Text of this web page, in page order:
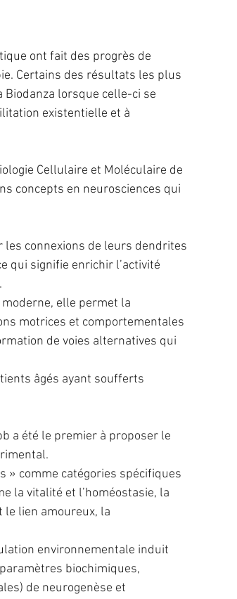
ont fait des progrès de
Certains des résultats les plus
lorsque celle-ci se
existentielle et à
Cellulaire et Moléculaire de
concepts en neurosciences qui
les connexions de leurs dendrites
qui signifie enrichir l’activité
elle permet la
motrices et comportementales
de voies alternatives qui
âgés ayant soufferts
a été le premier à proposer le
» comme catégories spécifiques
la vitalité et l’homéostasie, la
le lien amoureux, la
environnementale induit
biochimiques,
de neurogenèse et